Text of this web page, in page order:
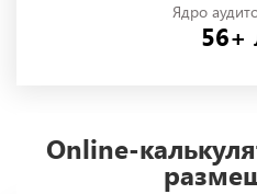
Ядро
56+
Online-